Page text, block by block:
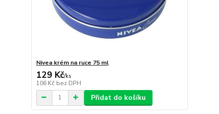
Nivea krém na ruce 75 ml
129 Kč/ks
106 Kč bez DPH
Přidat do košíku